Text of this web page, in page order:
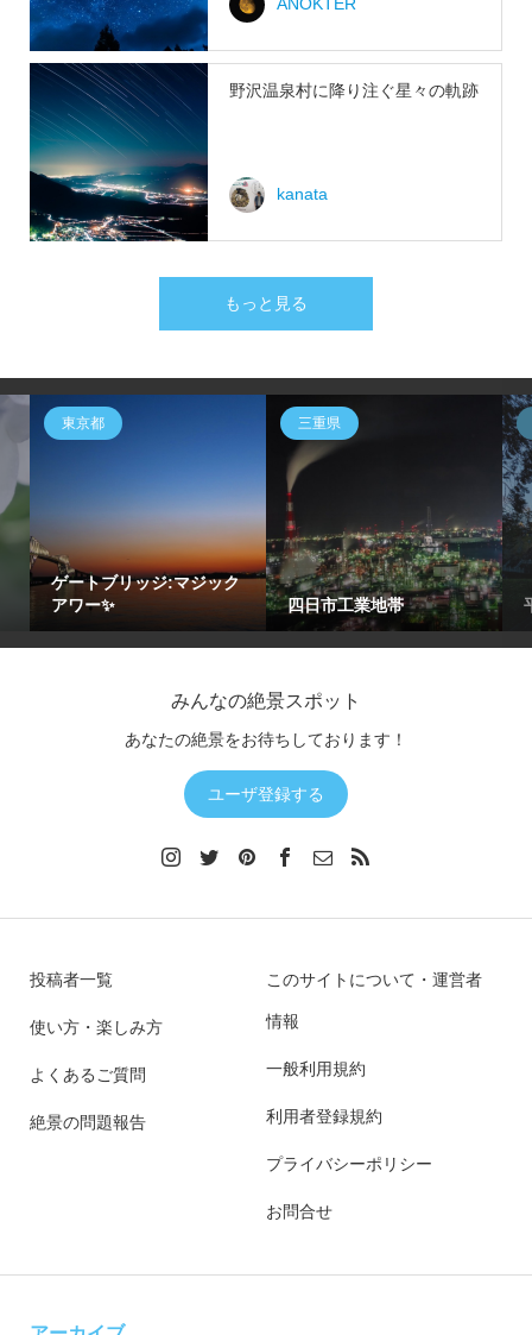
ANOKTER
野沢温泉村に降り注ぐ星々の軌跡
kanata
もっと見る
東京都
ゲートブリッジ:マジック
アワー✨
三重県
四日市工業地帯
みんなの絶景スポット
あなたの絶景をお待ちしております！
ユーザ登録する
投稿者一覧
使い方・楽しみ方
よくあるご質問
絶景の問題報告
このサイトについて・運営者
情報
一般利用規約
利用者登録規約
プライバシーポリシー
お問合せ